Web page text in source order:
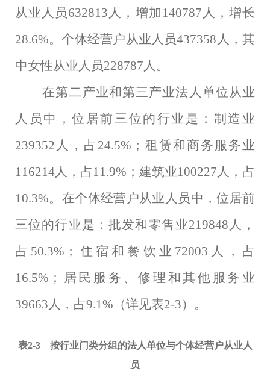
从业人员632813 人，增加 140787 人，增长
28.6%。个体经营户从业人员437358 人，其
中女性从业人员228787人。
在第二产业和第三产业法人单位从业
人员中，位居前三位的行业是：制造业
239352 人，占 24.5% ；租赁和商务服务业
116214人，占11.9% ；建筑业100227人，占
10.3%。在个体经营户从业人员中，位居前
三位的行业是：批发和零售业219848 人，
占 50.3% ；住宿和餐饮业 72003 人，占
16.5% ；居民服务、修理和其他服务业
39663人，占9.1% （详见表2-3）。
表2-3按行业门类分组的法人单位与个体经营户从业人
员